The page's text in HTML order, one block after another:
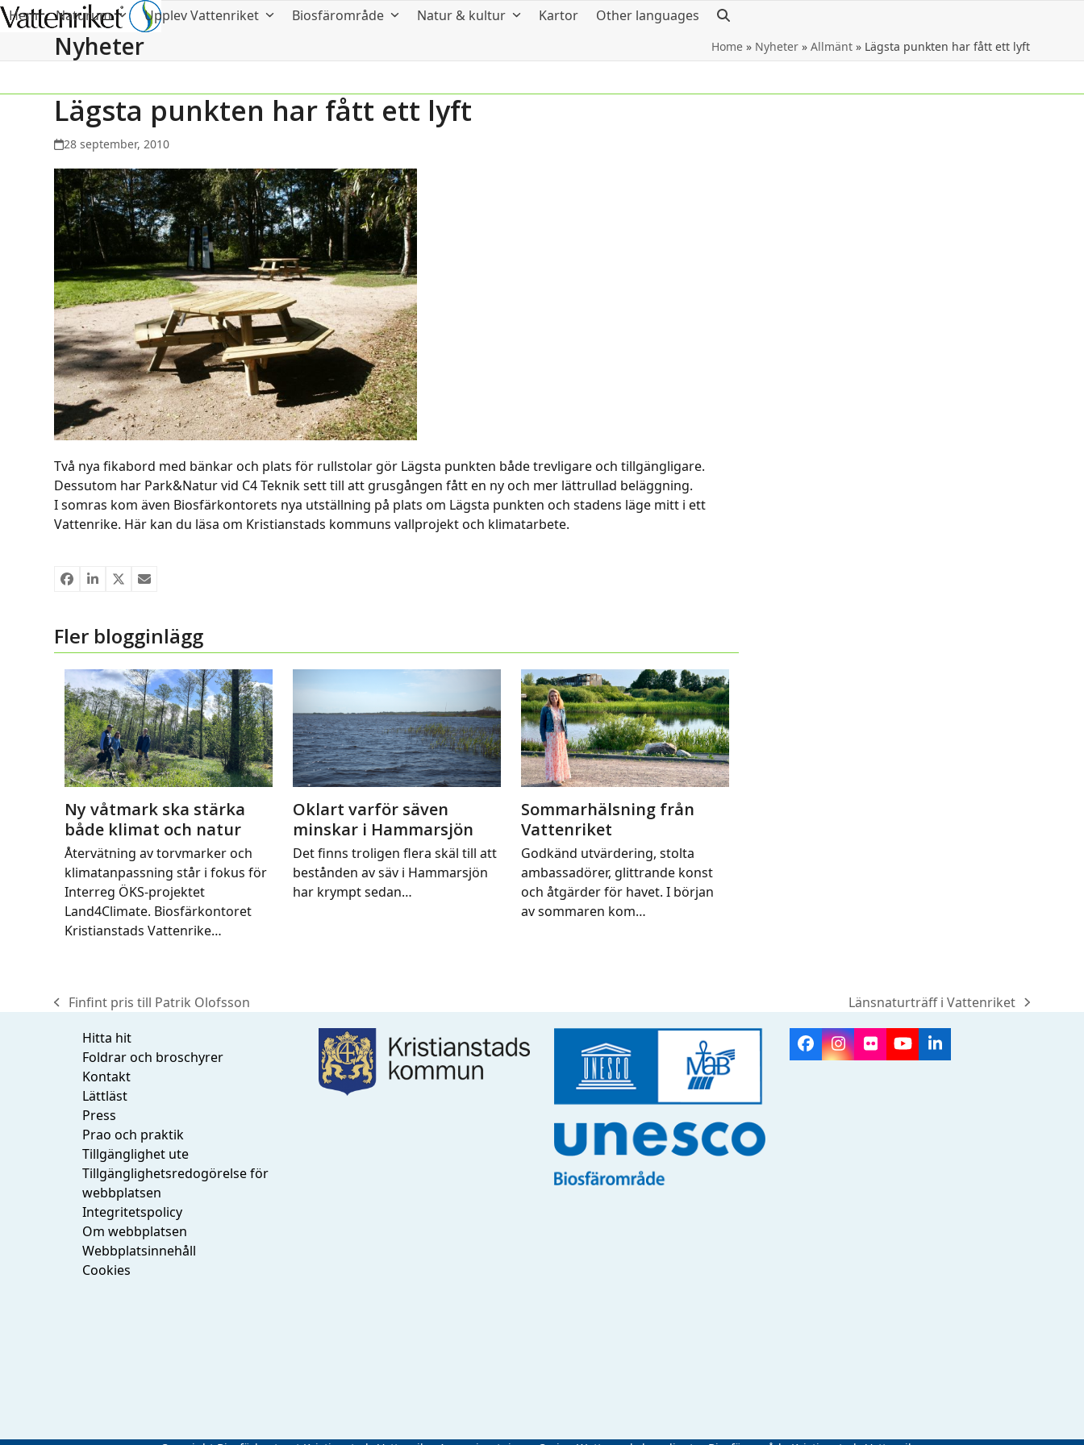
Hem Naturum Upplev Vattenriket Biosfärområde Natur & kultur Kartor Other languages
Nyheter Home» Nyheter» Allmänt» Lägsta punkten har fått ett lyft
Lägsta punkten har fått ett lyft
28 september, 2010
Två nya fikabord med bänkar och plats för rullstolar gör Lägsta punkten både trevligare och tillgängligare.
Dessutom har Park&Natur vid C4 Teknik sett till att grusgången fått en ny och mer lättrullad beläggning.
I somras kom även Biosfärkontorets nya utställning på plats om Lägsta punkten och stadens läge mitt i ett
Vattenrike. Här kan du läsa om Kristianstads kommuns vallprojekt och klimatarbete.
Fler blogginlägg
Ny våtmark ska stärka
både klimat och natur
Återvätning av torvmarker och
klimatanpassning står i fokus för
Interreg ÖKS-projektet
Land4Climate. Biosfärkontoret
Kristianstads Vattenrike…
Oklart varför säven
minskar i Hammarsjön
Det finns troligen flera skäl till att
bestånden av säv i Hammarsjön
har krympt sedan…
Sommarhälsning från
Vattenriket
Godkänd utvärdering, stolta
ambassadörer, glittrande konst
och åtgärder för havet. I början
av sommaren kom…
previous
post:
Finfint pris till Patrik Olofsson
next
post:
Länsnaturträff i Vattenriket
Hitta hit
Foldrar och broschyrer
Kontakt
Lättläst
Press
Prao och praktik
Tillgänglighet ute
Tillgänglighetsredogörelse för
webbplatsen
Integritetspolicy
Om webbplatsen
Webbplatsinnehåll
Cookies
Facebook
Instagram
FlickrYouTubeLinkedIn